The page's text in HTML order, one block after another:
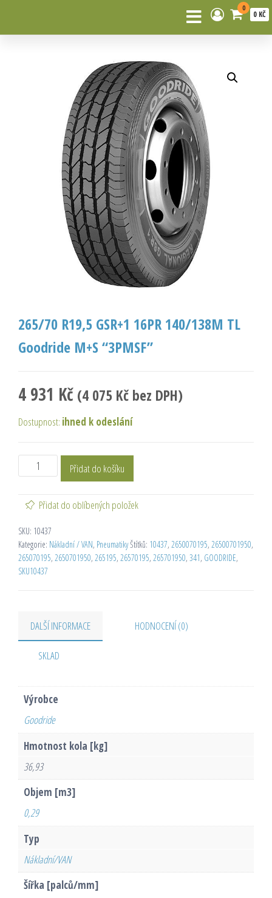
0
0 KČ
265/70 R19,5 GSR+1 16PR 140/138M TL
Goodride M+S “3PMSF”
4 931 Kč (4 075 Kč bez DPH)
Dostupnost: ihned k odeslání
Přidat do košíku
Přidat do oblíbených položek
SKU: 10437
Kategorie: Nákladní / VAN, PneumatikyŠtítků: 10437, 2650070195, 26500701950,
265070195, 2650701950, 265195, 26570195, 265701950, 341, GOODRIDE,
SKU10437
DALŠÍ INFORMACE HODNOCENÍ (0)
SKLAD
Výrobce
Goodride
Hmotnost kola [kg]
36,93
Objem [m3]
0,29
Typ
Nákladní/VAN
Šířka [palců/mm]